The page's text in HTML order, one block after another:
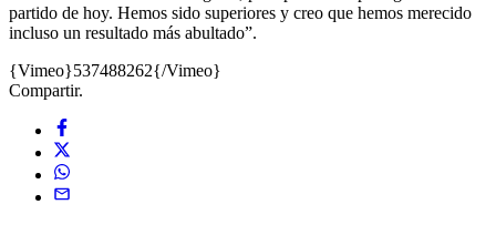
partido de hoy. Hemos sido superiores y creo que hemos merecido
incluso un resultado más abultado”.
{Vimeo}537488262{/Vimeo}
Compartir.